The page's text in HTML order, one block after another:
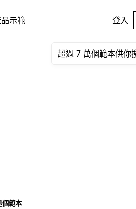
示範 登入
個範本